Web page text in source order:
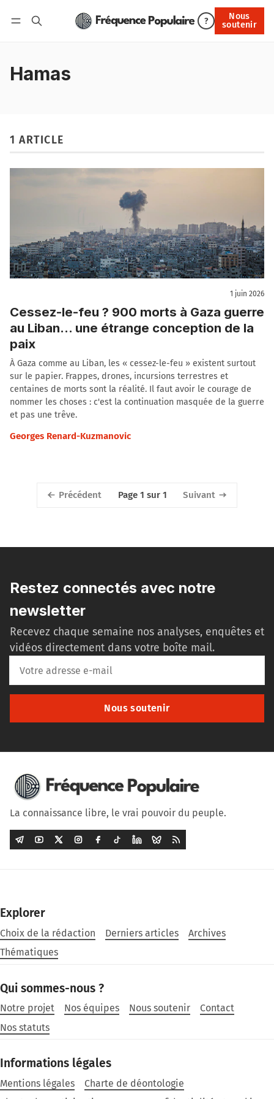
?
Nous
soutenir
Nous soutenir
Hamas
1 ARTICLE
1 juin 2026
Cessez-le-feu ? 900 morts à Gaza guerre
au Liban... une étrange conception de la
paix
À Gaza comme au Liban, les « cessez-le-feu » existent surtout
sur le papier. Frappes, drones, incursions terrestres et
centaines de morts sont la réalité. Il faut avoir le courage de
nommer les choses : c'est la continuation masquée de la guerre
et pas une trêve.
Georges Renard-Kuzmanovic
Précédent Page 1 sur 1 Suivant
Restez connectés avec notre
newsletter
Recevez chaque semaine nos analyses, enquêtes et
vidéos directement dans votre boîte mail.
Nous soutenir
La connaissance libre, le vrai pouvoir du peuple.
Explorer
Choix de la rédaction Derniers articles
Archives
Thématiques
Qui sommes-nous ?
Notre projet Nos équipes Nous soutenir
Contact
Nos statuts
Informations légales
Mentions légales
Charte de déontologie